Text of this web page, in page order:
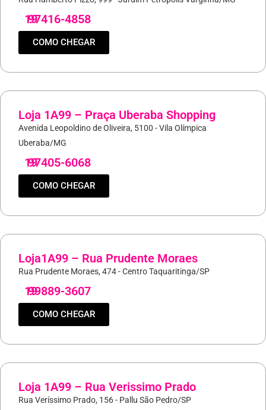
19
97416-4858
COMO CHEGAR
Loja 1A99 – Praça Uberaba Shopping
Avenida Leopoldino de Oliveira, 5100 - Vila Olímpica
Uberaba/MG
19
97405-6068
COMO CHEGAR
Loja1A99 – Rua Prudente Moraes
Rua Prudente Moraes, 474 - Centro Taquaritinga/SP
19
99889-3607
COMO CHEGAR
Loja 1A99 – Rua Verissimo Prado
Rua Veríssimo Prado, 156 - Pallu São Pedro/SP